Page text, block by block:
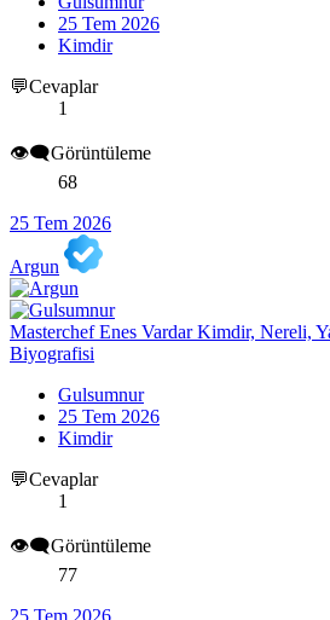
25 Tem 2026
Kimdir
💬Cevaplar
1
👁️‍🗨️Görüntüleme
68
25 Tem 2026
Argun
Masterchef Enes Vardar Kimdir, Nereli,
Biyografisi
Gulsumnur
25 Tem 2026
Kimdir
💬Cevaplar
1
👁️‍🗨️Görüntüleme
77
25 Tem 2026